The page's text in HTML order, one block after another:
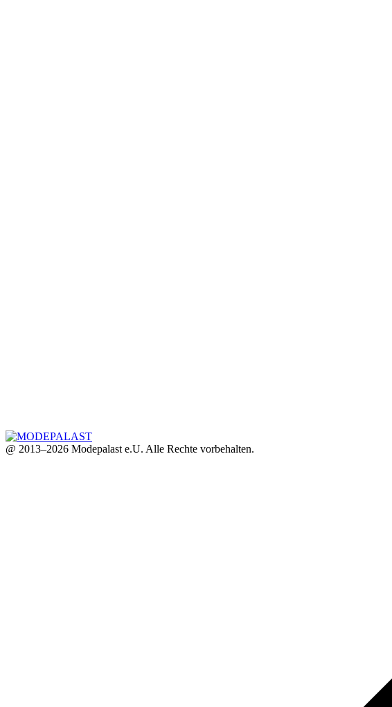
@ 2013–2026 Modepalast e.U. Alle Rechte vorbehalten.